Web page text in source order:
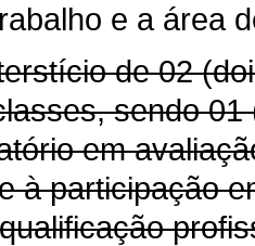
e a área
de 02
sendo
em
à participação